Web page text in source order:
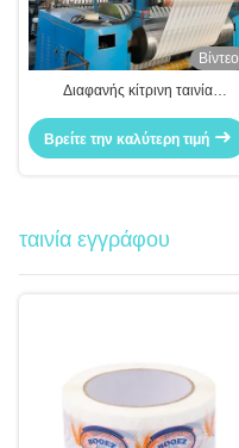
Βίντεο
Διαφανής κίτρινη ταινία
χρήσης για τη μεταφορά
συσκευασίας Jumbo Rolls
Βρείτε την καλύτερη τιμή
ταινία εγγράφου